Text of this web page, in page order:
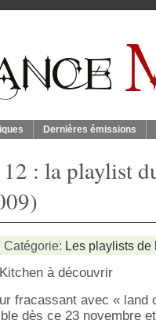
Dernières émissions
12 : la playlist
Catégorie: Les playlists de
à découvrir
fracassant avec «
dès ce 23 novembre